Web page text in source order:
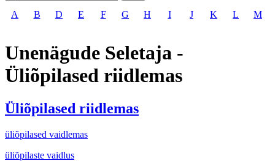
A B D E F G H I J K L M
Unenägude Seletaja -
Üliõpilased riidlemas
Üliõpilased riidlemas
üliõpilased vaidlemas
üliõpilaste vaidlus